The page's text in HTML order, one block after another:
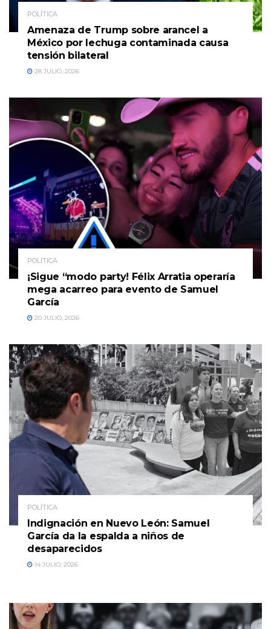
POLÍTICA
Amenaza de Trump sobre arancel a
México por lechuga contaminada causa
tensión bilateral
28 JULIO, 2026
POLÍTICA
¡Sigue “modo party! Félix Arratia operaría
mega acarreo para evento de Samuel
García
20 JULIO, 2026
POLÍTICA
Indignación en Nuevo León: Samuel
García da la espalda a niños de
desaparecidos
14 JULIO, 2026